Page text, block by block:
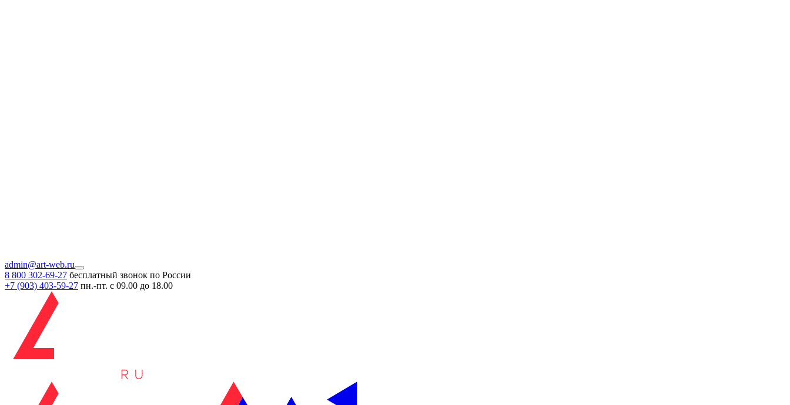
admin@art-web.ru
8 800 302-69-27 бесплатный звонок по России
+7 (903) 403-59-27 пн.-пт. с 09.00 до 18.00